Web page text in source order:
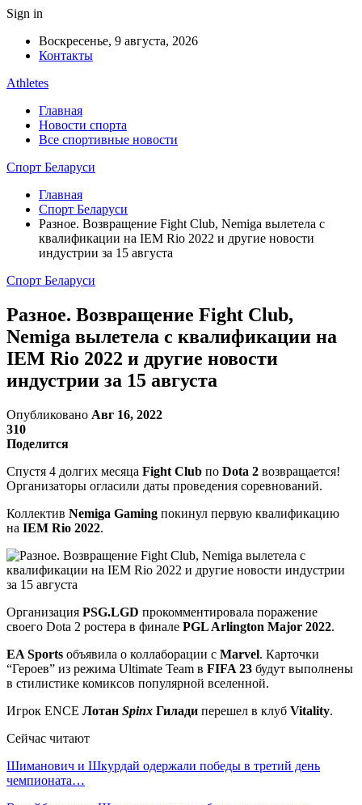
Sign in
Воскресенье, 9 августа, 2026
Контакты
Athletes
Главная
Новости спорта
Все спортивные новости
Спорт Беларуси
Главная
Спорт Беларуси
Разное. Возвращение Fight Club, Nemiga вылетела с
квалификации на IEM Rio 2022 и другие новости
индустрии за 15 августа
Спорт Беларуси
Разное. Возвращение Fight Club,
Nemiga вылетела с квалификации на
IEM Rio 2022 и другие новости
индустрии за 15 августа
Опубликовано Авг 16, 2022
310
Поделится
Спустя 4 долгих месяца Fight Club по Dota 2 возвращается!
Организаторы огласили даты проведения соревнований.
Коллектив Nemiga Gaming покинул первую квалификацию
на IEM Rio 2022.
Организация PSG.LGD прокомментировала поражение
своего Dota 2 ростера в финале PGL Arlington Major 2022.
EA Sports объявила о коллаборации с Marvel. Карточки
“Героев” из режима Ultimate Team в FIFA 23 будут выполнены
в стилистике комиксов популярной вселенной.
Игрок ENCE Лотан Spinx Гилади перешел в клуб Vitality.
Сейчас читают
Шиманович и Шкурдай одержали победы в третий день
чемпионата…